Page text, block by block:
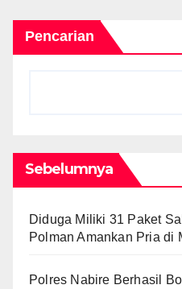
Pencarian
Sebelumnya
Diduga Miliki 31 Paket
Polman Amankan Pria di
Polres Nabire Berhasil